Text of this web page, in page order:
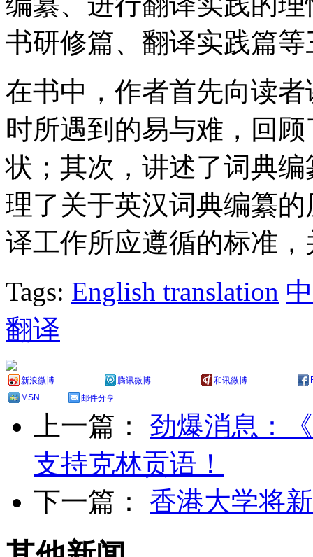
书研修篇、翻译实践篇
在书中，作者首先向读
时所遇到的易与难，回
状；其次，讲述了词典
理了关于英汉词典编纂
译工作所应遵循的标准
Tags: English translation
翻译
新浪微博 腾讯微博 和讯微博
MSN
邮件分享
上一篇： 劲爆消息：
支持克林贡语！
下一篇： 香港大学将